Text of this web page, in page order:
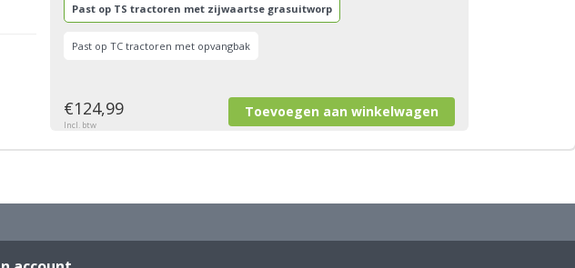
Past op TS tractoren met zijwaartse grasuitworp
Past op TC tractoren met opvangbak
€124,99
Incl. btw